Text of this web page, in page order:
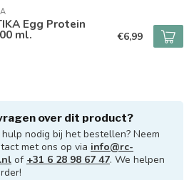
Egg Protein
ml. €6,99
over dit product?
nodig bij het bestellen? Neem
met ons op via info@rc-
of +31 6 28 98 67 47. We helpen